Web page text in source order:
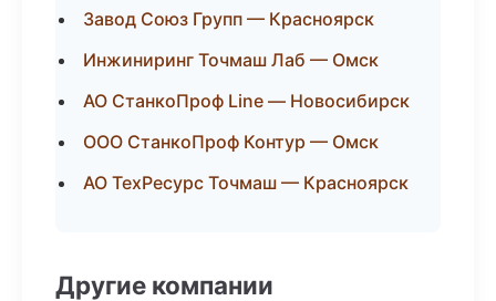
Завод Союз Групп — Красноярск
Инжиниринг Точмаш Лаб — Омск
АО СтанкоПроф Line — Новосибирск
ООО СтанкоПроф Контур — Омск
АО ТехРесурс Точмаш — Красноярск
Другие компании